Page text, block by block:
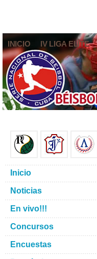
INICIO IV LIGA ELITE
Inicio
Noticias
En vivo!!!
Concursos
Encuestas